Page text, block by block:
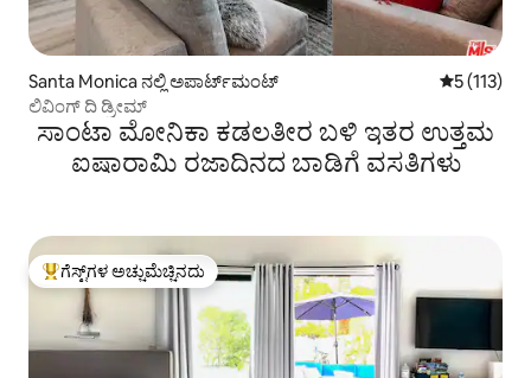
Santa Monica ನಲ್ಲಿ ಅಪಾರ್ಟ್‌ಮಂಟ್ 5 ರಲ್ಲಿ 5
5 (113)
ಲಿವಿಂಗ್ ದಿ ಡ್ರೀಮ್
ಸಾಂಟಾ ಮೋನಿಕಾ ಕಡಲತೀರ ಬಳಿ ಇತರ ಉತ್ತಮ
ಐಷಾರಾಮಿ ರಜಾದಿನದ ಬಾಡಿಗೆ ವಸತಿಗಳು
ಗೆಸ್ಟ್‌ಗಳಿಗೆ ಅತಿ ಹೆಚ್ಚು ಅಚ್ಚುಮೆಚ್ಚಿನದು
ಗೆಸ್ಟ್‌ಗಳ ಅಚ್ಚುಮೆಚ್ಚಿನದು